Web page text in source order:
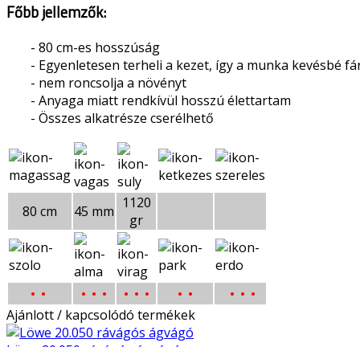
Főbb jellemzők:
- 80 cm-es hosszúság
- Egyenletesen terheli a kezet, így a munka kevésbé
- nem roncsolja a növényt
- Anyaga miatt rendkívül hosszú élettartam
- Összes alkatrésze cserélhető
80 cm 45 mm 1120
gr
• • • • • • • • • • • • •
Ajánlott / kapcsolódó termékek